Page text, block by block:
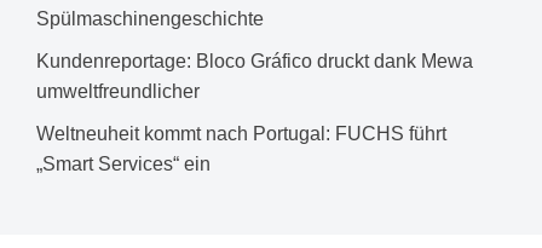
Spülmaschinengeschichte
Kundenreportage: Bloco Gráfico druckt dank Mewa
umweltfreundlicher
Weltneuheit kommt nach Portugal: FUCHS führt
„Smart Services“ ein